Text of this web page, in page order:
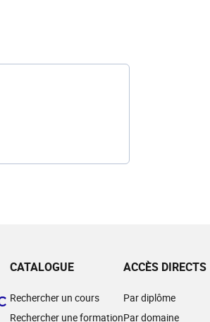
CATALOGUE
Rechercher un cours
Rechercher une formation
ACCÈS DIRECTS
Par diplôme
Par domaine